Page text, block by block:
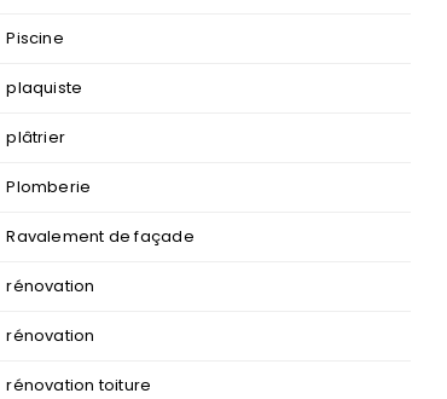
Piscine
plaquiste
plâtrier
Plomberie
Ravalement de façade
rénovation
rénovation
rénovation toiture